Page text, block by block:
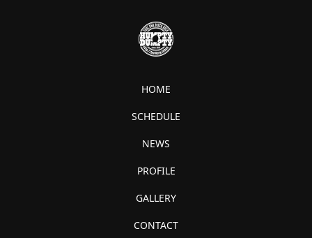
HOME
SCHEDULE
NEWS
PROFILE
GALLERY
CONTACT